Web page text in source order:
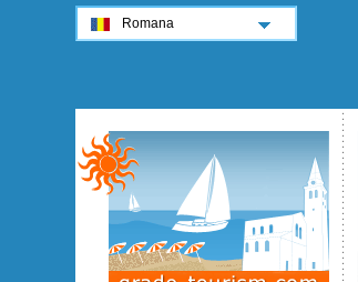
Romana